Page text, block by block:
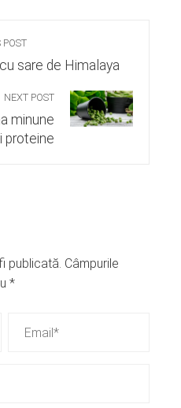
POST
sare de Himalaya
NEXT POST
minune
proteine
publicată. Câmpurile
*